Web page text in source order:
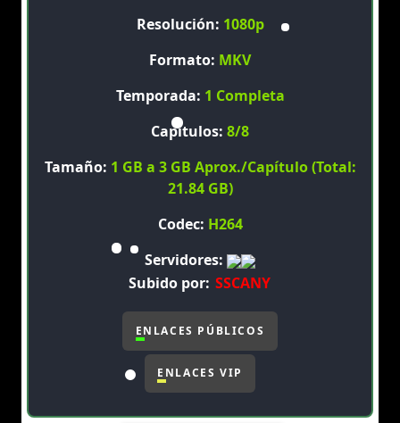
Resolución: 1080p
Formato: MKV
Temporada: 1 Completa
Capitulos: 8/8
Tamaño: 1 GB a 3 GB Aprox./Capítulo (Total:
21.84 GB)
Codec: H264
Servidores:
Subido por: SSCANY
ENLACES PÚBLICOS
ENLACES VIP